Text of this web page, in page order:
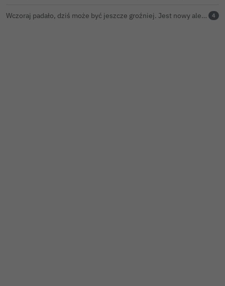
Wczoraj padało, dziś może być jeszcze groźniej. Jest nowy alert IMGW 4